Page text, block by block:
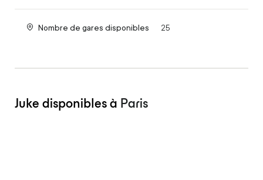
Nombre de gares disponibles 25
Juke disponibles à Paris